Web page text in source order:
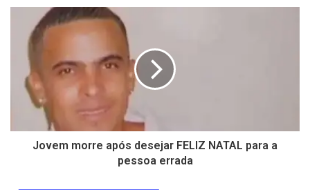
Jovem morre após desejar FELIZ NATAL para a
pessoa errada